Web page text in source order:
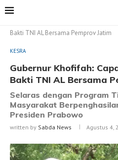
Bakti TNI AL Bersama Pemprov Jatim
KESRA
Gubernur Khofifah:
Bakti TNI AL Bersama
Selaras dengan Program
Masyarakat
Presiden Prabowo
written by Sabda News Agustus 4,